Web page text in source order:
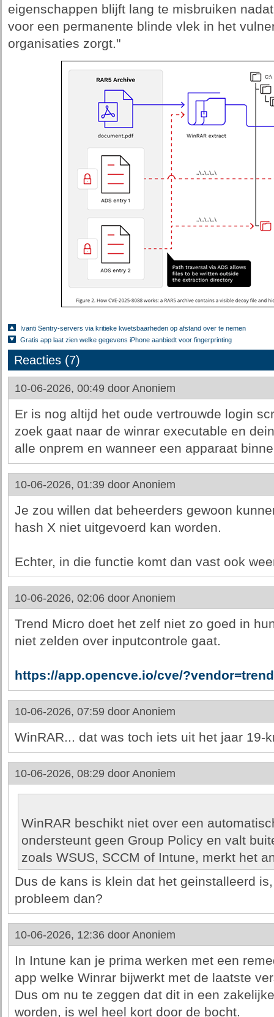
eigenschappen blijft lang te misbruiken
voor een permanente blinde vlek in het
organisaties zorgt."
Ivanti Sentry-servers via kritieke kwetsbaarheden op afstand over te nemen
Gratis app laat zien welke gegevens iPhone aanbiedt voor fingerprinting
Reacties (7)
10-06-2026, 00:49 door Anoniem
Er is nog altijd het oude vertrouwde login
zoek gaat naar de winrar executable en
alle onprem en wanneer een apparaat
10-06-2026, 01:39 door Anoniem
Je zou willen dat beheerders gewoon
hash X niet uitgevoerd kan worden.
Echter, in die functie komt dan vast ook
10-06-2026, 02:06 door Anoniem
Trend Micro doet het zelf niet zo goed in
niet zelden over inputcontrole gaat.
https://app.opencve.io/cve/
10-06-2026, 07:59 door Anoniem
WinRAR... dat was toch iets uit het jaar 19-
10-06-2026, 08:29 door Anoniem
WinRAR beschikt niet over een
ondersteunt geen Group Policy en valt
zoals WSUS, SCCM of Intune, merkt het
Dus de kans is klein dat het geinstalleerd
probleem dan?
10-06-2026, 12:36 door Anoniem
In Intune kan je prima werken met een
app welke Winrar bijwerkt met de laatste
Dus om nu te zeggen dat dit in een
worden, is wel heel kort door de bocht.